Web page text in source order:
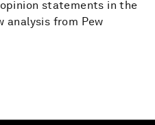
statements in the
analysis from Pew